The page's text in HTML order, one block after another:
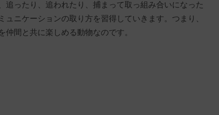
追ったり、追われたり、捕まって取っ組み合いになった
ュニケーションの取り方を習得していきます。つまり、
間と共に楽しめる動物なのです。